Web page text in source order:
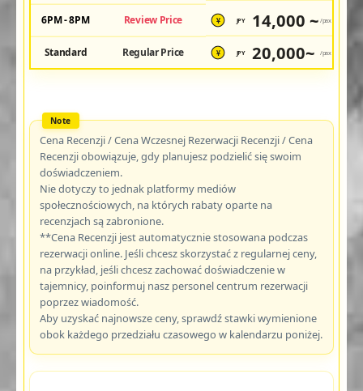
6PM - 8PM Review Price ¥ JPY 14,000 ~ /pax
Standard Regular Price ¥ JPY 20,000~ /pax
Cena Recenzji / Cena Wczesnej Rezerwacji Recenzji / Cena
Recenzji obowiązuje, gdy planujesz podzielić się swoim
doświadczeniem.
Nie dotyczy to jednak platformy mediów
społecznościowych, na których rabaty oparte na
recenzjach są zabronione.
**Cena Recenzji jest automatycznie stosowana podczas
rezerwacji online. Jeśli chcesz skorzystać z regularnej ceny,
na przykład, jeśli chcesz zachować doświadczenie w
tajemnicy, poinformuj nasz personel centrum rezerwacji
poprzez wiadomość.
Aby uzyskać najnowsze ceny, sprawdź stawki wymienione
obok każdego przedziału czasowego w kalendarzu poniżej.